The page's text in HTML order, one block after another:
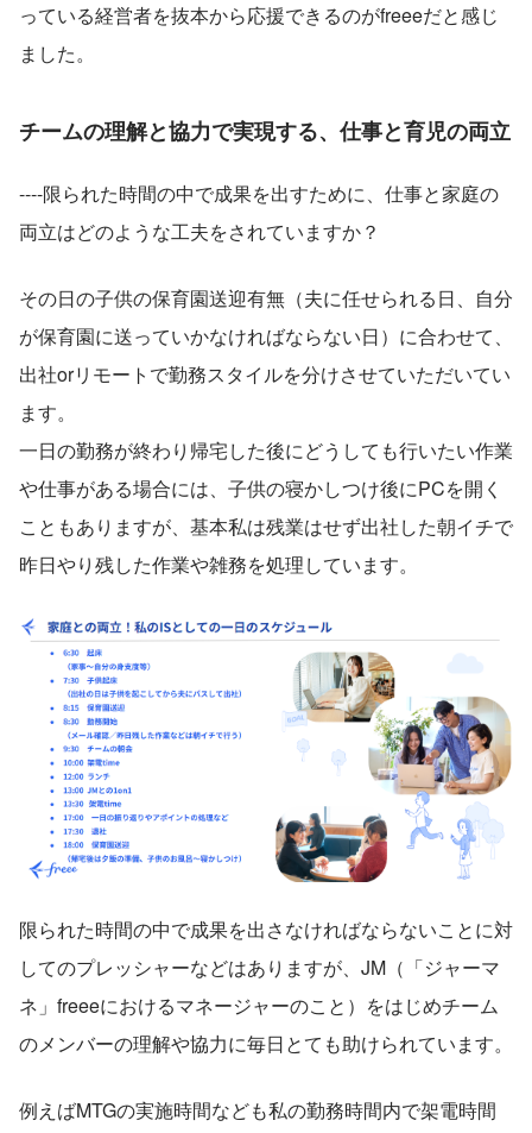
っている経営者を抜本から応援できるのがfreeeだと感じ
ました。
チームの理解と協力で実現する、仕事と育児の両立
----限られた時間の中で成果を出すために、仕事と家庭の
両立はどのような工夫をされていますか？
その日の子供の保育園送迎有無（夫に任せられる日、自分
が保育園に送っていかなければならない日）に合わせて、
出社orリモートで勤務スタイルを分けさせていただいてい
ます。
一日の勤務が終わり帰宅した後にどうしても行いたい作業
や仕事がある場合には、子供の寝かしつけ後にPCを開く
こともありますが、基本私は残業はせず出社した朝イチで
昨日やり残した作業や雑務を処理しています。
限られた時間の中で成果を出さなければならないことに対
してのプレッシャーなどはありますが、JM（「ジャーマ
ネ」freeeにおけるマネージャーのこと）をはじめチーム
のメンバーの理解や協力に毎日とても助けられています。
例えばMTGの実施時間なども私の勤務時間内で架電時間